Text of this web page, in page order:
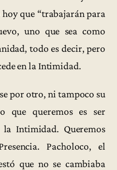
que “trabajarán para
uno que sea como
todo es decir, pero
en la Intimidad.
por otro, ni tampoco su
que queremos es ser
Intimidad. Queremos
Pacholoco, el
que no se cambiaba